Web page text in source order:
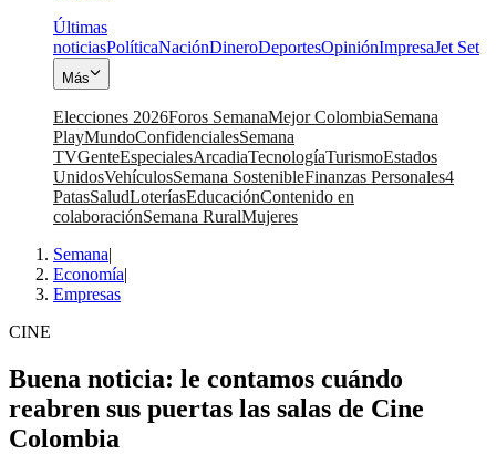
Últimas
noticiasPolíticaNaciónDineroDeportesOpiniónImpresaJet Set
Más
Elecciones 2026Foros SemanaMejor ColombiaSemana
PlayMundoConfidencialesSemana
TVGenteEspecialesArcadiaTecnologíaTurismoEstados
UnidosVehículosSemana SostenibleFinanzas Personales4
PatasSaludLoteríasEducaciónContenido en
colaboraciónSemana RuralMujeres
Semana|
Economía|
Empresas
CINE
Buena noticia: le contamos cuándo
reabren sus puertas las salas de Cine
Colombia